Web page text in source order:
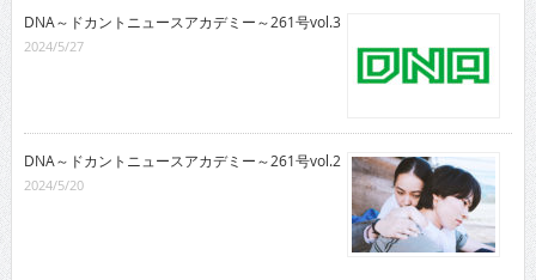
DNA～ドカントニュースアカデミー～261号vol.3
2024/5/27
DNA～ドカントニュースアカデミー～261号vol.2
2024/5/20